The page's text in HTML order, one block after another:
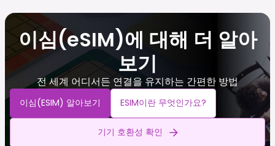
이심(eSIM)에 대해 더 알아
보기
전 세계 어디서든 연결을 유지하는 간편한 방법
이심(eSIM) 알아보기 ESIM이란 무엇인가요?
기기 호환성 확인